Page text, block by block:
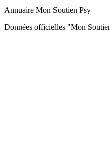
Annuaire Mon Soutien Psy
Données officielles "Mon